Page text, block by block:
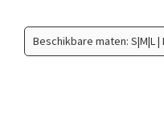
Beschikbare maten: S|M|L |